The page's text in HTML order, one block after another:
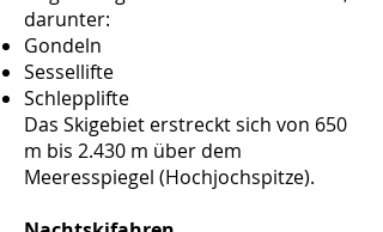
darunter:
Gondeln
Sessellifte
Schlepplifte
Das Skigebiet erstreckt sich von 650
m bis 2.430 m über dem
Meeresspiegel (Hochjochspitze).